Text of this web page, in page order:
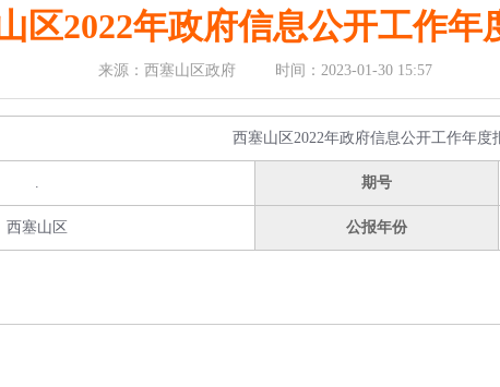
区2022年政府信息公开工作年
来源：西塞山区政府 时间：2023-01-30 15:57
西塞山区2022年政府信息公开工作年度
. 期号
西塞山区 公报年份